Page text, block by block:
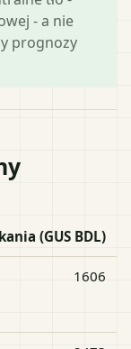
- a nie
prognozy
(GUS BDL)
1606